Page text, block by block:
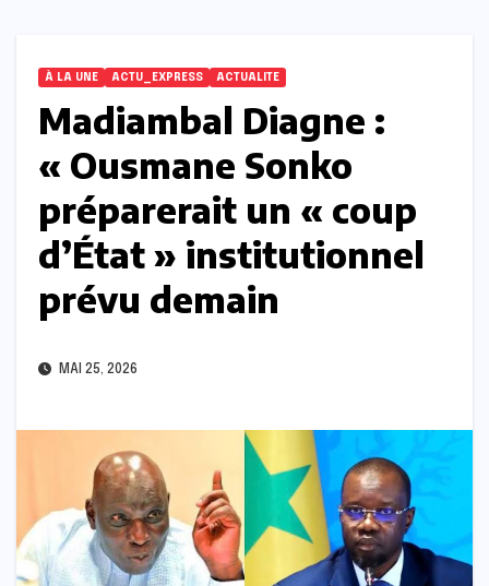
À LA UNE ACTU_EXPRESS ACTUALITE
Madiambal Diagne :
« Ousmane Sonko
préparerait un « coup
d’État » institutionnel
prévu demain
MAI 25, 2026